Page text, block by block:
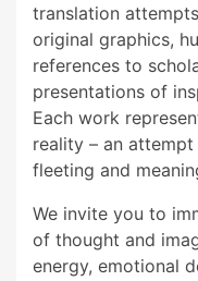
translation
original graphics,
references to
presentations of
Each work
reality – an
fleeting and
We invite you to
of thought and
energy, emotional